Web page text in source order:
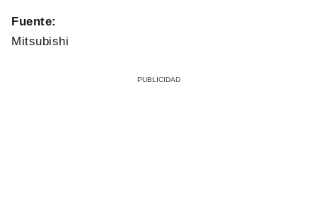
Fuente:
Mitsubishi